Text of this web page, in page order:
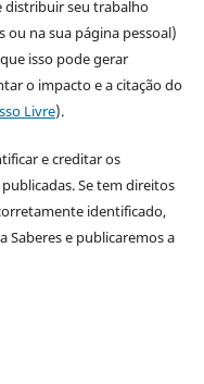
distribuir seu trabalho
na sua página pessoal)
isso pode gerar
o impacto e a citação do
Livre).
e creditar os
Se tem direitos
identificado,
Saberes e publicaremos a